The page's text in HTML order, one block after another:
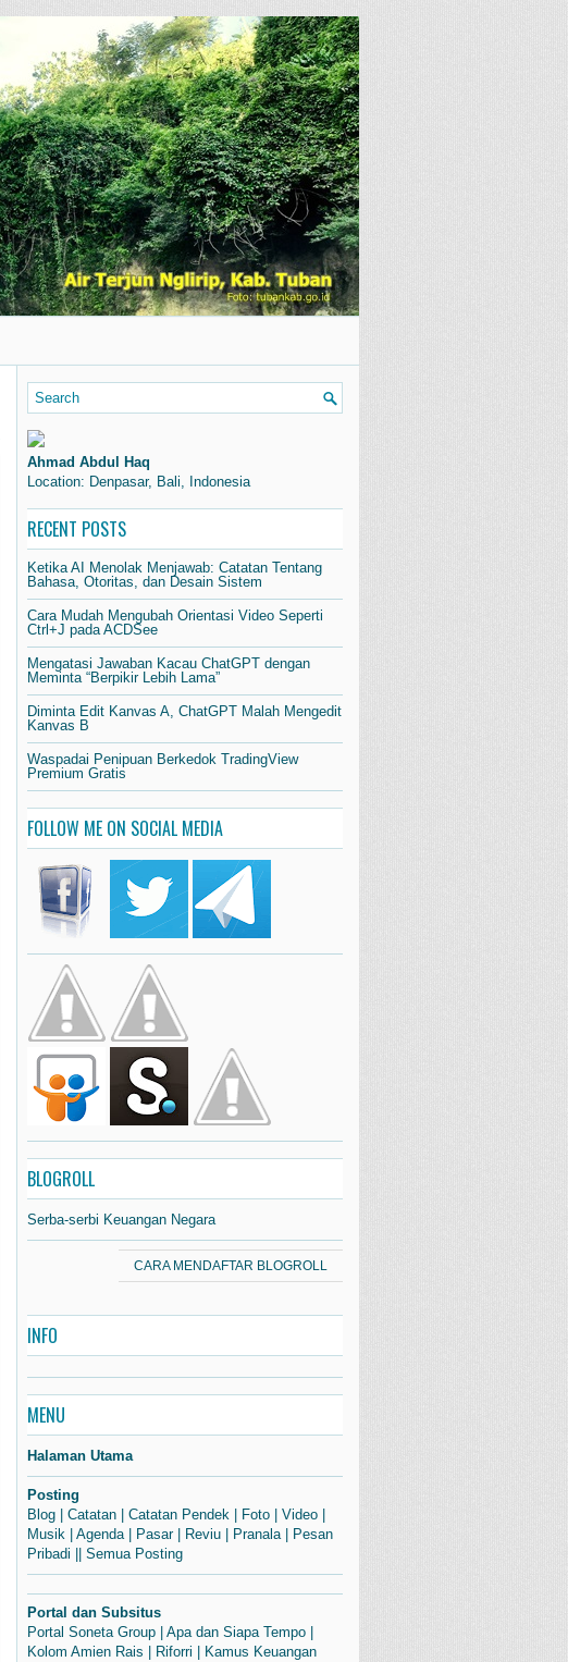
Ahmad Abdul Haq
Location: Denpasar, Bali, Indonesia
RECENT POSTS
Ketika AI Menolak Menjawab: Catatan Tentang
Bahasa, Otoritas, dan Desain Sistem
Cara Mudah Mengubah Orientasi Video Seperti
Ctrl+J pada ACDSee
Mengatasi Jawaban Kacau ChatGPT dengan
Meminta “Berpikir Lebih Lama”
Diminta Edit Kanvas A, ChatGPT Malah Mengedit
Kanvas B
Waspadai Penipuan Berkedok TradingView
Premium Gratis
FOLLOW ME ON SOCIAL MEDIA
BLOGROLL
Serba-serbi Keuangan Negara
CARA MENDAFTAR BLOGROLL
INFO
MENU
Halaman Utama
Posting
Blog
Catatan Catatan Pendek Foto Video
Musik
Agenda| Pasar| Reviu Pranala|
Pesan
Pribadi
Semua Posting
Portal dan Subsitus
Portal Soneta Group
Apa dan Siapa Tempo
Kolom Amien Rais
Riforri
Kamus Keuangan